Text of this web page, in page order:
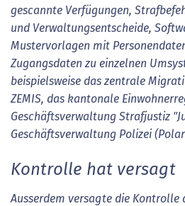
gescannte Verfügungen,
und Verwaltungsentscheide,
Mustervorlagen mit
Zugangsdaten zu einzelnen
beispielsweise das zentrale
ZEMIS, das kantonale
Geschäftsverwaltung Strafjustiz
Geschäftsverwaltung Polizei
Kontrolle hat versagt
Ausserdem versagte die Kontrolle